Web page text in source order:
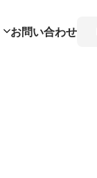
お問い合わせ